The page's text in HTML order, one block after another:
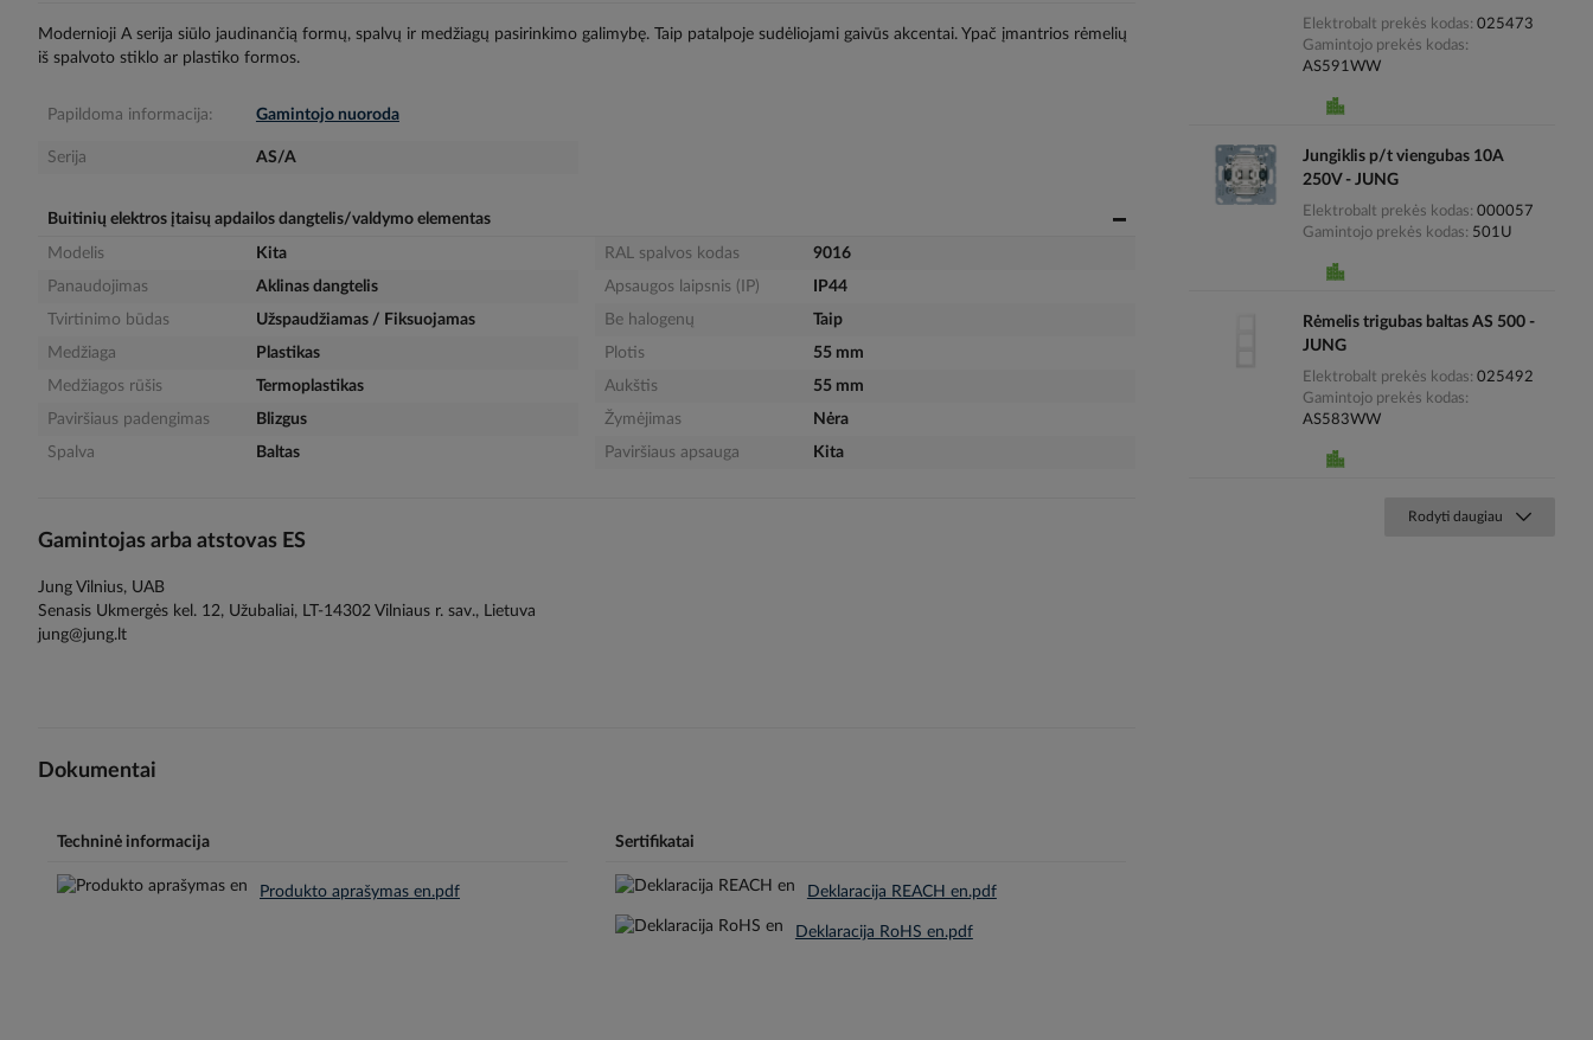
Modernioji A serija siūlo jaudinančią formų, spalvų ir medžiagų pasirinkimo galimybę. Taip patalpoje sudėliojami gaivūs akcentai. Ypač įmantrios rėmelių
iš spalvoto stiklo ar plastiko formos.
Papildoma informacija: Gamintojo nuoroda
Serija AS/A
Buitinių elektros įtaisų apdailos dangtelis/valdymo elementas
Modelis
Kita
Panaudojimas
Aklinas dangtelis
Tvirtinimo būdas
Užspaudžiamas / Fiksuojamas
Medžiaga
Plastikas
Medžiagos rūšis
Termoplastikas
Paviršiaus padengimas
Blizgus
Spalva
Baltas
RAL spalvos kodas
9016
Apsaugos laipsnis (IP)
IP44
Be halogenų
Taip
Plotis
55 mm
Aukštis
55 mm
Žymėjimas
Nėra
Paviršiaus apsauga
Kita
Gamintojas arba atstovas ES
Jung Vilnius, UAB
Senasis Ukmergės kel. 12, Užubaliai, LT-14302 Vilniaus r. sav., Lietuva
jung@jung.lt
Dokumentai
Techninė informacija
Produkto aprašymas en.pdf
Sertifikatai
Deklaracija REACH en.pdf
Deklaracija RoHS en.pdf
Elektrobalt prekės kodas 025473
Gamintojo prekės kodas
AS591WW
Jungiklis p/t viengubas 10A
250V - JUNG
Elektrobalt prekės kodas 000057
Gamintojo prekės kodas
501U
Rėmelis trigubas baltas AS 500 -
JUNG
Elektrobalt prekės kodas 025492
Gamintojo prekės kodas
AS583WW
Rodyti daugiau